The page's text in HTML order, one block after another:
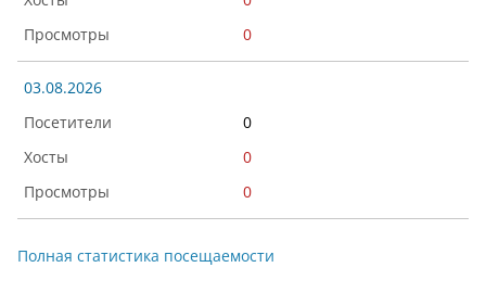
0
03.08.2026
0
0
0
Полная статистика посещаемости